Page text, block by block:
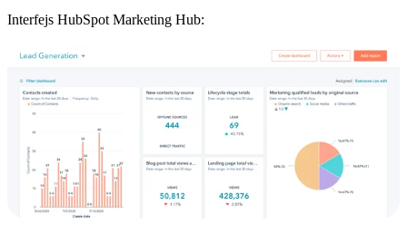
Interfejs HubSpot Marketing Hub: